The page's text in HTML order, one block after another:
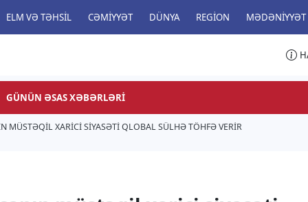
ELM VƏ TƏHSIL CƏMIYYƏT DÜNYA REGION MƏDƏNIYYƏT
GÜNÜN ƏSAS XƏBƏRLƏRI
MÜSTƏQIL XARICI SIYASƏTI QLOBAL SÜLHƏ TÖHFƏ VERIR